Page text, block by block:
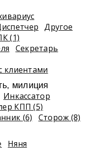
Другое
(1)
Секретарь
клиентами
милиция
Инкассатор
КПП (5)
(6) Сторож (8)
Няня